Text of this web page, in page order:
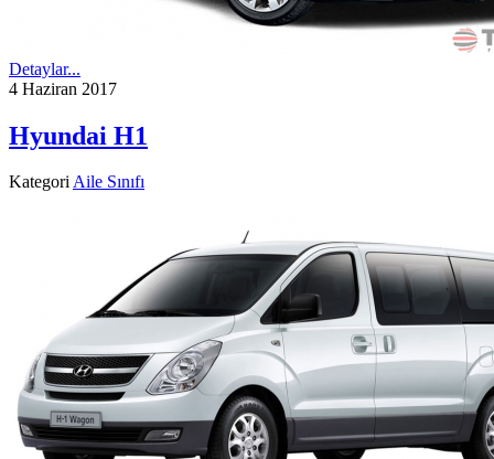
Detaylar...
4 Haziran 2017
Hyundai H1
KategoriAile Sınıfı